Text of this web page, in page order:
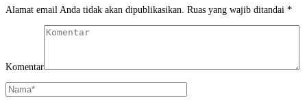
Alamat email Anda tidak akan dipublikasikan. Ruas yang wajib ditandai *
Komentar